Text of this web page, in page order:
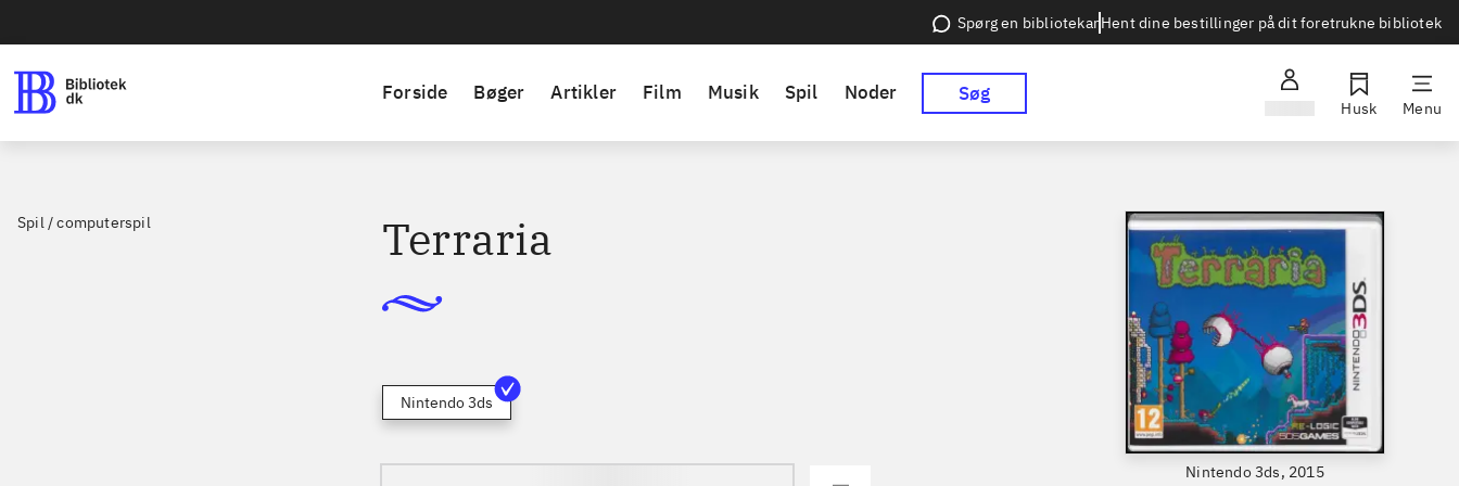
Spørg en bibliotekarHent dine bestillinger på dit foretrukne bibliotek
Forside Bøger Artikler Film Musik Spil Noder Søg
Husk Menu
Spil / computerspil
Nintendo 3ds, 2015
Terraria
Nintendo 3ds